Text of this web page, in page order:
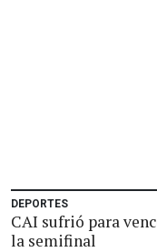
DEPORTES
CAI sufrió para
la semifinal